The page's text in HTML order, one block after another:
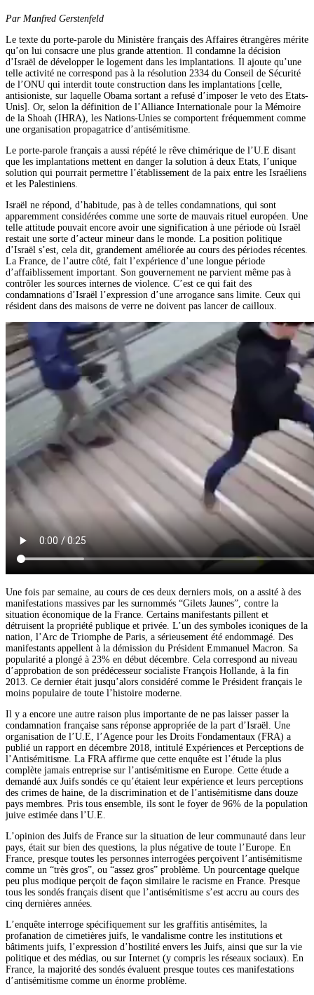
Par Manfred Gerstenfeld
Le texte du porte-parole du Ministère français des Affaires étrangères mérite
qu’on lui consacre une plus grande attention. Il condamne la décision
d’Israël de développer le logement dans les implantations. Il ajoute qu’une
telle activité ne correspond pas à la résolution 2334 du Conseil de Sécurité
de l’ONU qui interdit toute construction dans les implantations [celle,
antisioniste, sur laquelle Obama sortant a refusé d’imposer le veto des Etats-
Unis]. Or, selon la définition de l’Alliance Internationale pour la Mémoire
de la Shoah (IHRA), les Nations-Unies se comportent fréquemment comme
une organisation propagatrice d’antisémitisme.
Le porte-parole français a aussi répété le rêve chimérique de l’U.E disant
que les implantations mettent en danger la solution à deux Etats, l’unique
solution qui pourrait permettre l’établissement de la paix entre les Israéliens
et les Palestiniens.
Israël ne répond, d’habitude, pas à de telles condamnations, qui sont
apparemment considérées comme une sorte de mauvais rituel européen. Une
telle attitude pouvait encore avoir une signification à une période où Israël
restait une sorte d’acteur mineur dans le monde. La position politique
d’Israël s’est, cela dit, grandement améliorée au cours des périodes récentes.
La France, de l’autre côté, fait l’expérience d’une longue période
d’affaiblissement important. Son gouvernement ne parvient même pas à
contrôler les sources internes de violence. C’est ce qui fait des
condamnations d’Israël l’expression d’une arrogance sans limite. Ceux qui
résident dans des maisons de verre ne doivent pas lancer de cailloux.
Une fois par semaine, au cours de ces deux derniers mois, on a assité à des
manifestations massives par les surnommés “Gilets Jaunes”, contre la
situation économique de la France. Certains manifestants pillent et
détruisent la propriété publique et privée. L’un des symboles iconiques de la
nation, l’Arc de Triomphe de Paris, a sérieusement été endommagé. Des
manifestants appellent à la démission du Président Emmanuel Macron. Sa
popularité a plongé à 23% en début décembre. Cela correspond au niveau
d’approbation de son prédécesseur socialiste François Hollande, à la fin
2013. Ce dernier était jusqu’alors considéré comme le Président français le
moins populaire de toute l’histoire moderne.
Il y a encore une autre raison plus importante de ne pas laisser passer la
condamnation française sans réponse appropriée de la part d’Israël. Une
organisation de l’U.E, l’Agence pour les Droits Fondamentaux (FRA) a
publié un rapport en décembre 2018, intitulé Expériences et Perceptions de
l’Antisémitisme. La FRA affirme que cette enquête est l’étude la plus
complète jamais entreprise sur l’antisémitisme en Europe. Cette étude a
demandé aux Juifs sondés ce qu’étaient leur expérience et leurs perceptions
des crimes de haine, de la discrimination et de l’antisémitisme dans douze
pays membres. Pris tous ensemble, ils sont le foyer de 96% de la population
juive estimée dans l’U.E.
L’opinion des Juifs de France sur la situation de leur communauté dans leur
pays, était sur bien des questions, la plus négative de toute l’Europe. En
France, presque toutes les personnes interrogées perçoivent l’antisémitisme
comme un “très gros”, ou “assez gros” problème. Un pourcentage quelque
peu plus modique perçoit de façon similaire le racisme en France. Presque
tous les sondés français disent que l’antisémitisme s’est accru au cours des
cinq dernières années.
L’enquête interroge spécifiquement sur les graffitis antisémites, la
profanation de cimetières juifs, le vandalisme contre les institutions et
bâtiments juifs, l’expression d’hostilité envers les Juifs, ainsi que sur la vie
politique et des médias, ou sur Internet (y compris les réseaux sociaux). En
France, la majorité des sondés évaluent presque toutes ces manifestations
d’antisémitisme comme un énorme problème.